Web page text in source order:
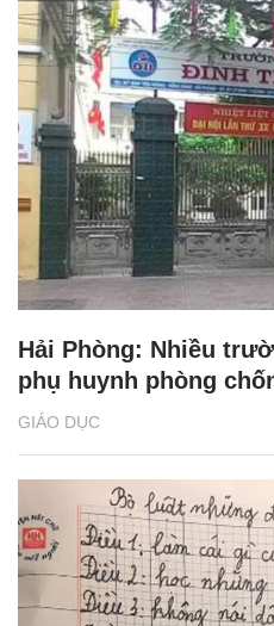
GIÁO DỤC
Hải Phòng: Nhiều
phụ huynh phòng